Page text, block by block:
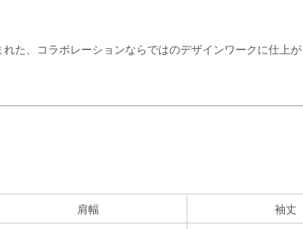
、コラボレーションならではのデザインワークに仕上が
肩幅
袖丈